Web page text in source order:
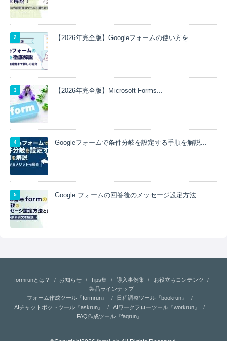
【2026年完全版】Googleフォームの使い方を...
【2026年完全版】Microsoft Forms...
Googleフォームで条件分岐を設定する手順を解説...
Google フォームの回答後のメッセージ設定方法...
formrunとは？ お知らせ Tips集 導入事例集
お役立ちコンテンツ
製品ラインナップ
フォーム作成ツール『formrun』
日程調整ツール『bookrun』
AIチャットボットツール『askrun』
AIワークフローツール『workrun』
FAQ作成ツール『faqrun』